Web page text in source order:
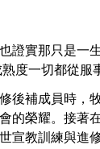
證實那只是
度一切都從服
後補成員時
的榮耀。接
教訓練與進